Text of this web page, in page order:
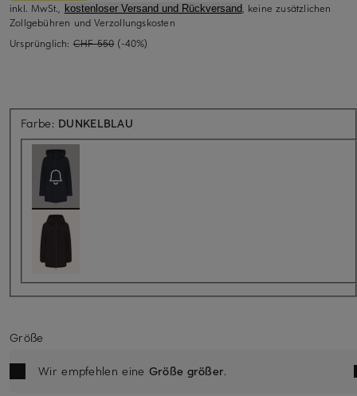
inkl. MwSt., kostenloser Versand und Rückversand, keine zusätzlichen
Zollgebühren und Verzollungskosten
Ursprünglich: CHF 550 (-40%)
Farbe: DUNKELBLAU
Größe
Wir empfehlen eine Größe größer.